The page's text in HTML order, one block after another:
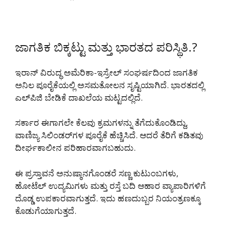
ಜಾಗತಿಕ ಬಿಕ್ಕಟ್ಟು ಮತ್ತು ಭಾರತದ ಪರಿಸ್ಥಿತಿ.?
ಇರಾನ್ ವಿರುದ್ಧ ಅಮೆರಿಕಾ-ಇಸ್ರೇಲ್ ಸಂಘರ್ಷದಿಂದ ಜಾಗತಿಕ
ಅನಿಲ ಪೂರೈಕೆಯಲ್ಲಿ ಅಸಮತೋಲನ ಸೃಷ್ಟಿಯಾಗಿದೆ. ಭಾರತದಲ್ಲಿ
ಎಲ್‌ಪಿಜಿ ಬೇಡಿಕೆ ದಾಖಲೆಯ ಮಟ್ಟದಲ್ಲಿದೆ.
ಸರ್ಕಾರ ಈಗಾಗಲೇ ಕೆಲವು ಕ್ರಮಗಳನ್ನು ತೆಗೆದುಕೊಂಡಿದ್ದು,
ವಾಣಿಜ್ಯ ಸಿಲಿಂಡರ್‌ಗಳ ಪೂರೈಕೆ ಹೆಚ್ಚಿಸಿದೆ. ಆದರೆ ತೆರಿಗೆ ಕಡಿತವು
ದೀರ್ಘಕಾಲೀನ ಪರಿಹಾರವಾಗಬಹುದು.
ಈ ಪ್ರಸ್ತಾವನೆ ಅನುಷ್ಠಾನಗೊಂಡರೆ ಸಣ್ಣ ಕುಟುಂಬಗಳು,
ಹೋಟೆಲ್ ಉದ್ಯಮಿಗಳು ಮತ್ತು ರಸ್ತೆ ಬದಿ ಆಹಾರ ವ್ಯಾಪಾರಿಗಳಿಗೆ
ದೊಡ್ಡ ಉಪಕಾರವಾಗುತ್ತದೆ. ಇದು ಹಣದುಬ್ಬರ ನಿಯಂತ್ರಣಕ್ಕೂ
ಕೊಡುಗೆಯಾಗುತ್ತದೆ.